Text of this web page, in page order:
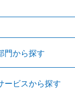
門から探す
ービスから探す